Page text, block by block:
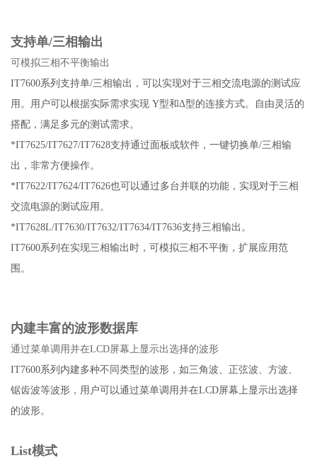
支持单/三相输出
可模拟三相不平衡输出
IT7600系列支持单/三相输出，可以实现对于三相交流电源的测试应
用。用户可以根据实际需求实现 Y型和Δ型的连接方式。自由灵活的
搭配，满足多元的测试需求。
*IT7625/IT7627/IT7628支持通过面板或软件，一键切换单/三相输
出，非常方便操作。
*IT7622/IT7624/IT7626也可以通过多台并联的功能，实现对于三相
交流电源的测试应用。
*IT7628L/IT7630/IT7632/IT7634/IT7636支持三相输出。
IT7600系列在实现三相输出时，可模拟三相不平衡，扩展应用范
围。
内建丰富的波形数据库
通过菜单调用并在LCD屏幕上显示出选择的波形
IT7600系列内建多种不同类型的波形，如三角波、正弦波、方波、
锯齿波等波形，用户可以通过菜单调用并在LCD屏幕上显示出选择
的波形。
List模式